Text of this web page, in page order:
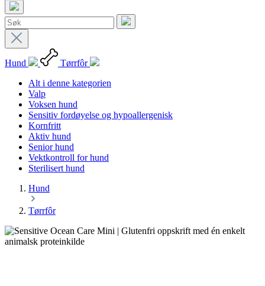
Hund
Tørrfôr
Alt i denne kategorien
Valp
Voksen hund
Sensitiv fordøyelse og hypoallergenisk
Kornfritt
Aktiv hund
Senior hund
Vektkontroll for hund
Sterilisert hund
Hund
Tørrfôr